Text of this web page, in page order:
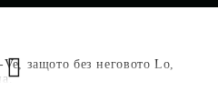
защото без неговото Lо,